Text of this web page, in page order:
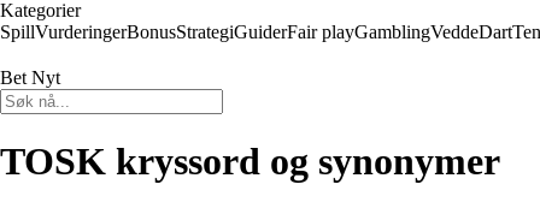
Kategorier
SpillVurderingerBonusStrategiGuiderFair playGamblingVeddeDart
Bet Nyt
TOSK kryssord og synonymer